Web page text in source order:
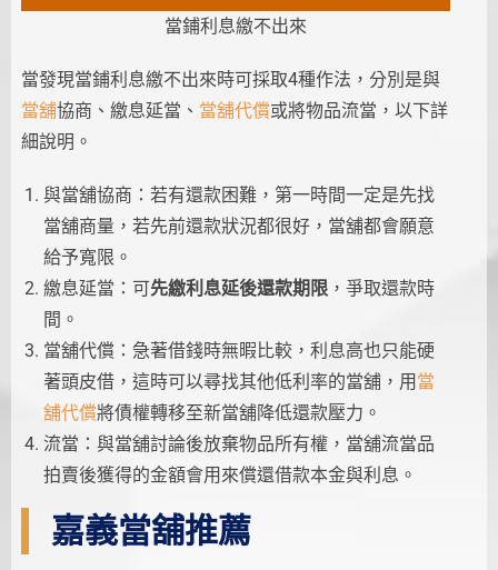
當鋪利息繳不出來
當發現當鋪利息繳不出來時可採取4種作法，分別是與
當舖協商、繳息延當、 當舖代償或將物品流當，以下詳
細說明。
與當舖協商：若有還款困難，第一時間一定是先找
當舖商量，若先前還款狀況都很好，當舖都會願意
給予寬限。
繳息延當：可先繳利息延後還款期限，爭取還款時
間。
當舖代償：急著借錢時無暇比較，利息高也只能硬
著頭皮借，這時可以尋找其他低利率的當舖，用 當
舖代償將債權轉移至新當舖降低還款壓力。
流當：與當舖討論後放棄物品所有權，當舖流當品
拍賣後獲得的金額會用來償還借款本金與利息。
嘉義當舖推薦